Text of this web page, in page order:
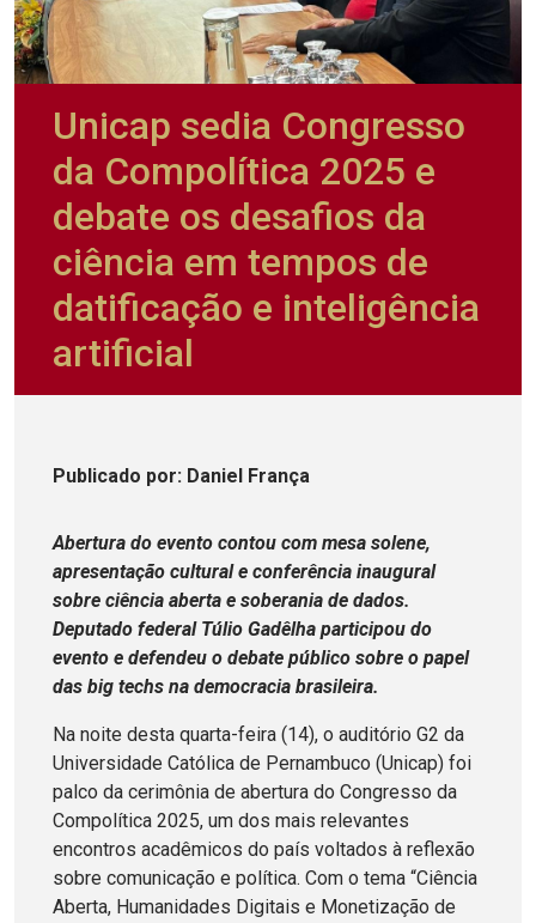
Unicap sedia Congresso
da Compolítica 2025 e
debate os desafios da
ciência em tempos de
datificação e inteligência
artificial
Publicado por: Daniel França
Abertura do evento contou com mesa solene,
apresentação cultural e conferência inaugural
sobre ciência aberta e soberania de dados.
Deputado federal Túlio Gadêlha participou do
evento e defendeu o debate público sobre o papel
das big techs na democracia brasileira.
Na noite desta quarta-feira (14), o auditório G2 da
Universidade Católica de Pernambuco (Unicap) foi
palco da cerimônia de abertura do Congresso da
Compolítica 2025, um dos mais relevantes
encontros acadêmicos do país voltados à reflexão
sobre comunicação e política. Com o tema “Ciência
Aberta, Humanidades Digitais e Monetização de